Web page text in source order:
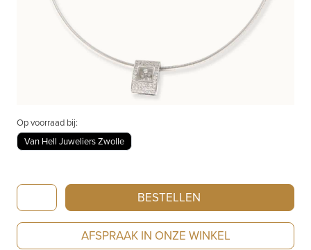
Op voorraad bij:
Van Hell Juweliers Zwolle
Chopard
Happy
Diamonds
collier
BESTELLEN
AFSPRAAK IN ONZE WINKEL